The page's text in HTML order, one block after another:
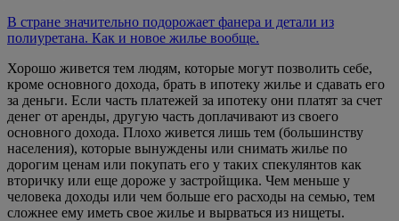
В стране значительно подорожает фанера и детали из
полиуретана. Как и новое жилье вообще.
Хорошо живется тем людям, которые могут позволить себе,
кроме основного дохода, брать в ипотеку жилье и сдавать его
за деньги. Если часть платежей за ипотеку они платят за счет
денег от аренды, другую часть доплачивают из своего
основного дохода. Плохо живется лишь тем (большинству
населения), которые вынуждены или снимать жилье по
дорогим ценам или покупать его у таких спекулянтов как
вторичку или еще дороже у застройщика. Чем меньше у
человека доходы или чем больше его расходы на семью, тем
сложнее ему иметь свое жилье и вырваться из нищеты.